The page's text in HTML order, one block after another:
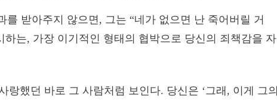
를 받아주지 않으면, 그는 “네가 없으면 난 죽어버릴 거
하는, 가장 이기적인 형태의 협박으로 당신의 죄책감을 자
랑했던 바로 그 사람처럼 보인다. 당신은 ‘그래, 이게 그의